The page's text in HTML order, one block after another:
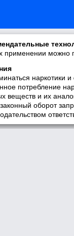
применении можно
наркотики
потребление
веществ и их
оборот
Are
Mitchell ( Jerom